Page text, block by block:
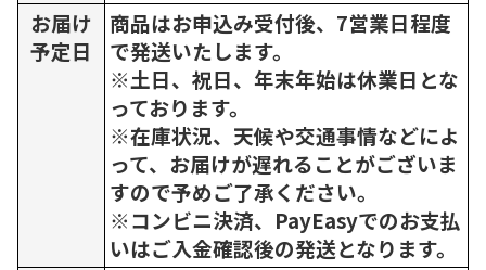
お届け
予定日
商品はお申込み受付後、7営業日程度
で発送いたします。
※土日、祝日、年末年始は休業日とな
っております。
※在庫状況、天候や交通事情などによ
って、お届けが遅れることがございま
すので予めご了承ください。
※コンビニ決済、PayEasyでのお支払
いはご入金確認後の発送となります。